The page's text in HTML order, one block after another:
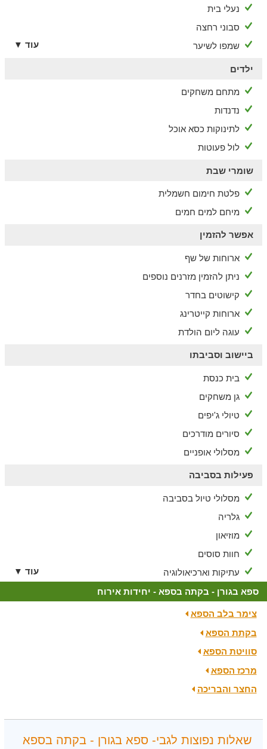
נעלי בית
סבוני רחצה
שמפו לשיער
עוד ▼
ילדים
מתחם משחקים
נדנדות
לתינוקות כסא אוכל
לול פעוטות
שומרי שבת
פלטת חימום חשמלית
מיחם למים חמים
אפשר להזמין
ארוחות של שף
ניתן להזמין מזרנים נוספים
קישוטים בחדר
ארוחות קייטרינג
עוגה ליום הולדת
ביישוב וסביבתו
בית כנסת
גן משחקים
טיולי ג'יפים
סיורים מודרכים
מסלולי אופניים
פעילות בסביבה
מסלולי טיול בסביבה
גלריה
מוזיאון
חוות סוסים
עתיקות וארכיאולוגיה
עוד ▼
ספא בגורן - בקתה בספא - יחידות אירוח
צימר בלב הספא
בקתת הספא
סוויטת הספא
מרכז הספא
החצר והבריכה
שאלות נפוצות לגבי- ספא בגורן - בקתה בספא